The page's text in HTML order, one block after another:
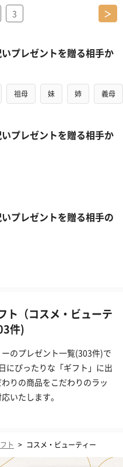
3 ＞
プレゼントを贈る相手か
祖母 妹 姉 義母
プレゼントを贈る相手か
プレゼントを贈る相手の
ト（コスメ・ビューテ
件)
のプレゼント一覧(303件)で
にぴったりな「ギフト」に出
りの商品をこだわりのラッ
いたします。
ト > コスメ・ビューティー